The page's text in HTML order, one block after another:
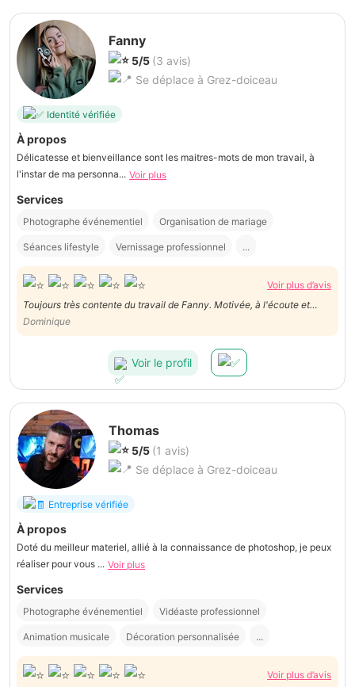
Fanny
5/5 (3 avis)
Se déplace à Grez-doiceau
Identité vérifiée
À propos
Délicatesse et bienveillance sont les maitres-mots de mon travail, à
l'instar de ma personna... Voir plus
Services
Photographe événementiel Organisation de mariage
Séances lifestyle Vernissage professionnel ...
Voir plus d’avis
Toujours très contente du travail de Fanny. Motivée, à l'écoute et
ponctuelle !
Dominique
Voir le profil
Thomas
5/5 (1 avis)
Se déplace à Grez-doiceau
Entreprise vérifiée
À propos
Doté du meilleur materiel, allié à la connaissance de photoshop, je peux
réaliser pour vous ... Voir plus
Services
Photographe événementiel Vidéaste professionnel
Animation musicale Décoration personnalisée ...
Voir plus d’avis